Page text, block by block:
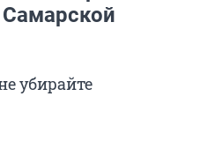
убирайте